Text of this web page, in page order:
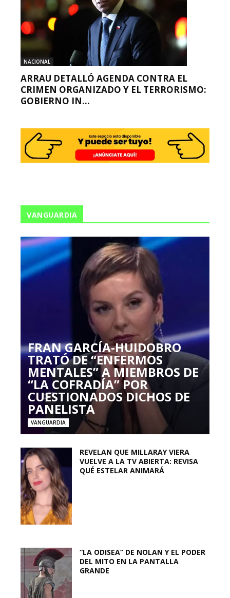
NACIONAL
ARRAU DETALLÓ AGENDA CONTRA EL
CRIMEN ORGANIZADO Y EL TERRORISMO:
GOBIERNO IN...
VANGUARDIA
FRAN GARCÍA-HUIDOBRO
TRATÓ DE “ENFERMOS
MENTALES” A MIEMBROS DE
“LA COFRADÍA” POR
CUESTIONADOS DICHOS DE
PANELISTA
VANGUARDIA
REVELAN QUE MILLARAY VIERA
VUELVE A LA TV ABIERTA: REVISA
QUÉ ESTELAR ANIMARÁ
“LA ODISEA” DE NOLAN Y EL PODER
DEL MITO EN LA PANTALLA
GRANDE